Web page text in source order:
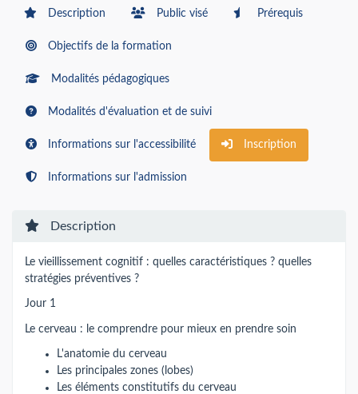
Description Public visé Prérequis
Objectifs de la formation
Modalités pédagogiques
Modalités d'évaluation et de suivi
Informations sur l'accessibilité Inscription
Informations sur l'admission
Description
Le vieillissement cognitif : quelles caractéristiques ? quelles
stratégies préventives ?
Jour 1
Le cerveau : le comprendre pour mieux en prendre soin
L'anatomie du cerveau
Les principales zones (lobes)
Les éléments constitutifs du cerveau